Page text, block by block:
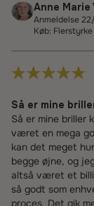
Anne Marie
Anmeldelse
Køb:
Så er mine
Så er mine briller
været en mega
kan det meget
begge øjne, og
altså været et
så godt som
proces. Det gik